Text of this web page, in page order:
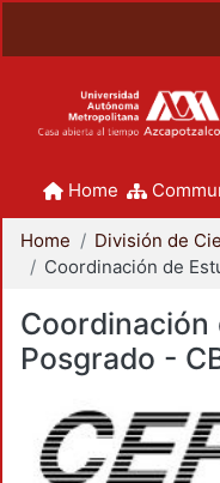
Home
Home
Coordinación
Posgrado -